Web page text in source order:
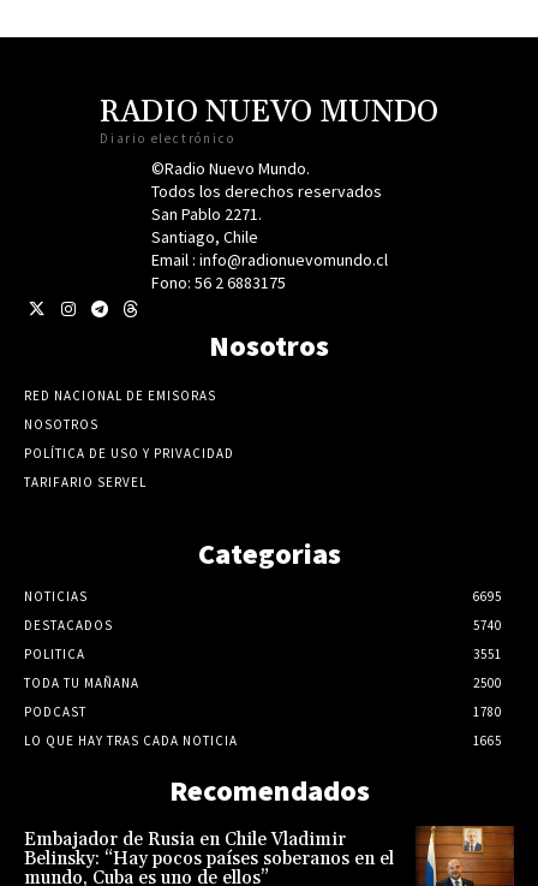
RADIO NUEVO MUNDO
Diario electrónico
©Radio Nuevo Mundo.
Todos los derechos reservados
San Pablo 2271.
Santiago, Chile
Email : info@radionuevomundo.cl
Fono: 56 2 6883175
Nosotros
RED NACIONAL DE EMISORAS
NOSOTROS
POLÍTICA DE USO Y PRIVACIDAD
TARIFARIO SERVEL
Categorias
NOTICIAS
6695
DESTACADOS
5740
POLITICA
3551
TODA TU MAÑANA
2500
PODCAST
1780
LO QUE HAY TRAS CADA NOTICIA
1665
Recomendados
Embajador de Rusia en Chile Vladimir
Belinsky: “Hay pocos países soberanos en el
mundo, Cuba es uno de ellos”